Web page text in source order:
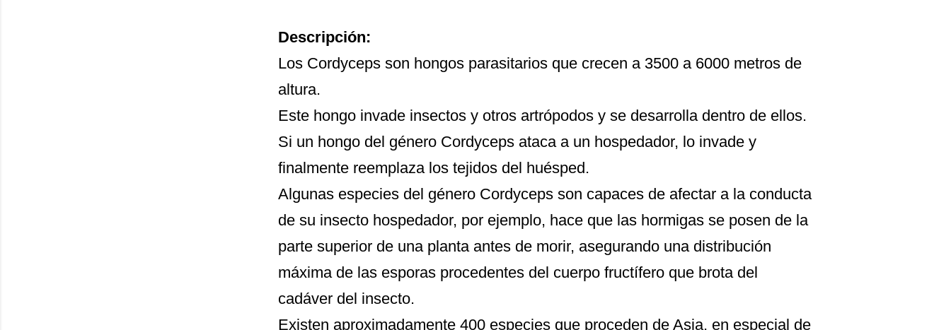
Descripción:
Los Cordyceps son hongos parasitarios que crecen a 3500 a 6000 metros de
altura.
Este hongo invade insectos y otros artrópodos y se desarrolla dentro de ellos.
Si un hongo del género Cordyceps ataca a un hospedador, lo invade y
finalmente reemplaza los tejidos del huésped.
Algunas especies del género Cordyceps son capaces de afectar a la conducta
de su insecto hospedador, por ejemplo, hace que las hormigas se posen de la
parte superior de una planta antes de morir, asegurando una distribución
máxima de las esporas procedentes del cuerpo fructífero que brota del
cadáver del insecto.
Existen aproximadamente 400 especies que proceden de Asia, en especial de